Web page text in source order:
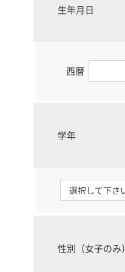
生年月日
西暦
学年
性別（女子のみ）